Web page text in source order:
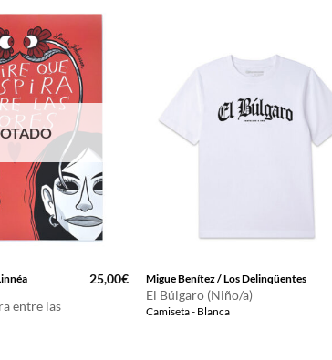
entre las
25,00€ Migue Benítez / Los Delinqüentes
El Búlgaro (Niño/a)
Camiseta - Blanca